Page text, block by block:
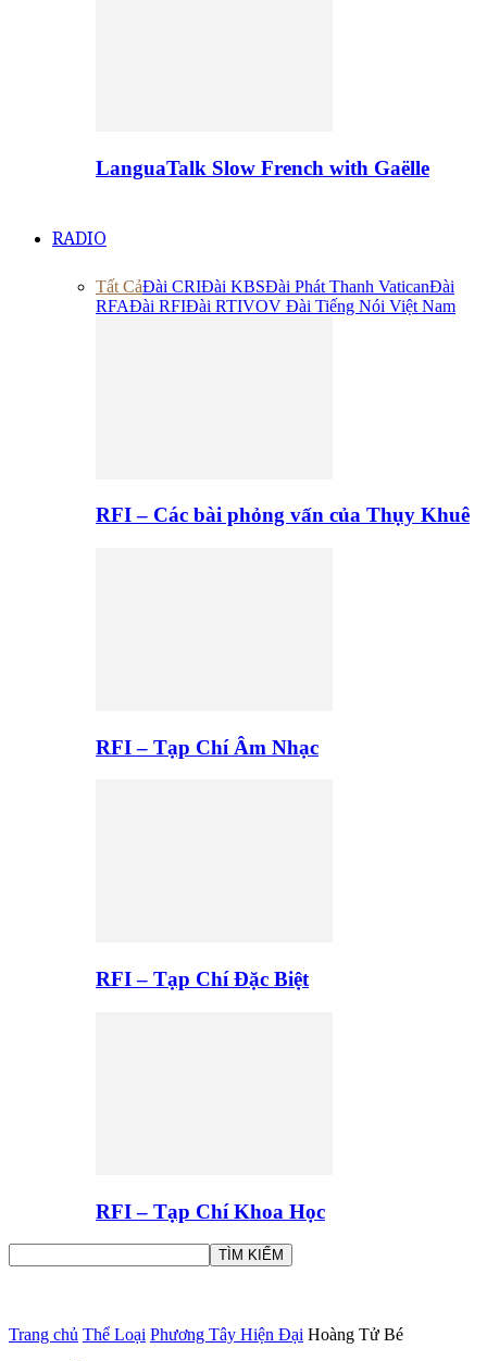
LanguaTalk Slow French with Gaëlle
RADIO
Tất CảĐài CRIĐài KBSĐài Phát Thanh VaticanĐài
RFAĐài RFIĐài RTIVOV Đài Tiếng Nói Việt Nam
RFI – Các bài phỏng vấn của Thụy Khuê
RFI – Tạp Chí Âm Nhạc
RFI – Tạp Chí Đặc Biệt
RFI – Tạp Chí Khoa Học
Trang chủ Thể Loại Phương Tây Hiện Đại Hoàng Tử Bé